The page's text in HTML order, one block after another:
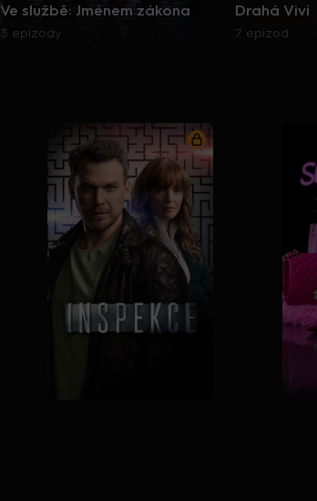
Ve službě: Jménem zákona
3 epizody
Drahá Vivi
7 epizod